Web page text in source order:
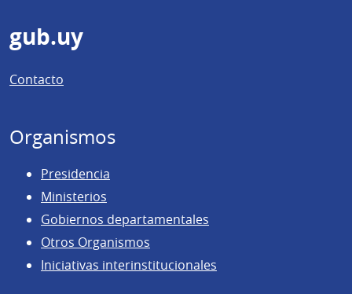
Pie
de
página
gub.uy
Contacto
Organismos
Presidencia
Ministerios
Gobiernos departamentales
Otros Organismos
Iniciativas interinstitucionales